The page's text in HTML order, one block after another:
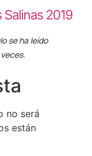
se ha leído
no será
están